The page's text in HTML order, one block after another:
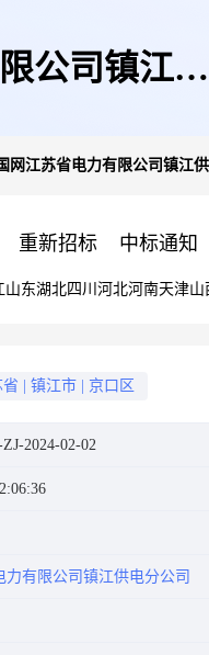
公司镇江供
网江苏省电力有限公司镇江
重新招标 中标通知
山东湖北四川 河北河南天津山
镇江市 京口区
2024-02-02
力有限公司镇江供电分公司